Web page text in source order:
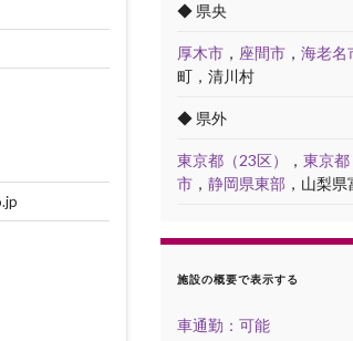
◆ 県央
厚木市 ， 座間市 ， 海老名
町，清川村
◆ 県外
東京都（23区） ， 東京都
市 ， 静岡県東部 ，山梨
施設の概要で表示する
車通勤：可能